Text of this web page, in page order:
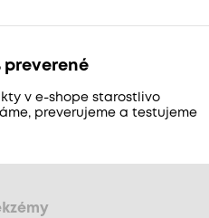
preverené
v e-shope starostlivo
preverujeme a testujeme